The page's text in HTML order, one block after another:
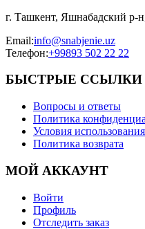
г. Ташкент, Яшнабадский р-
Email:info@snabjenie.uz
Телефон:+99893 502 22 22
БЫСТРЫЕ ССЫЛКИ
Вопросы и ответы
Политика
Условия использования
Политика возврата
МОЙ АККАУНТ
Войти
Профиль
Отследить заказ